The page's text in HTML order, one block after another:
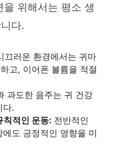
위해서는 평소 생
다.
끄러운 환경에서는 귀마
고, 이어폰 볼륨을 적절
과도한 음주는 귀 건강
다.
칙적인 운동: 전반적인
도 긍정적인 영향을 미